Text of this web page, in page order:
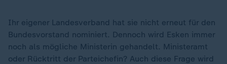
Ihr eigener Landesverband hat sie nicht erneut für den
Bundesvorstand nominiert. Dennoch wird Esken immer
noch als mögliche Ministerin gehandelt. Ministeramt
oder Rücktritt der Parteichefin? Auch diese Frage wird